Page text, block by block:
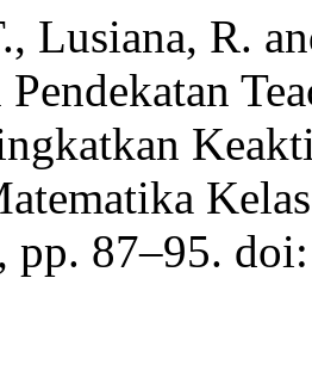
Lusiana, R.
Pendekatan
pp. 87–95.